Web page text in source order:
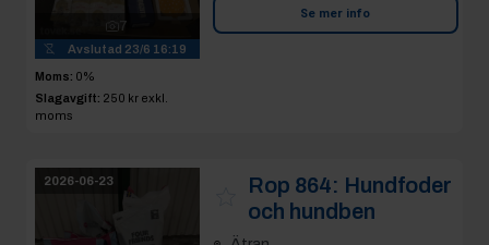
7
Avslutad 23/6 16:19
Moms: 0%
Slagavgift: 250 kr exkl.
moms
Se mer info
2026-06-23 Rop 864: Hundfoder
och hundben